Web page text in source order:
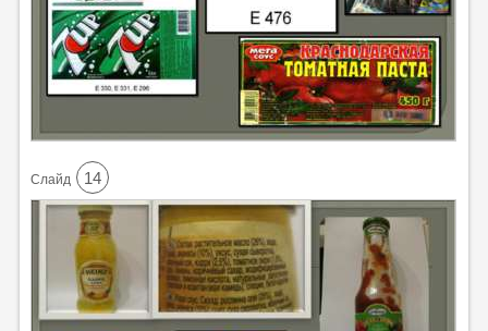
Cлайд 14